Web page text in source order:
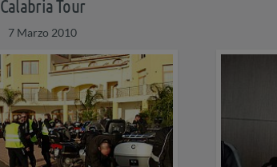
Calabria Tour
7 Marzo 2010